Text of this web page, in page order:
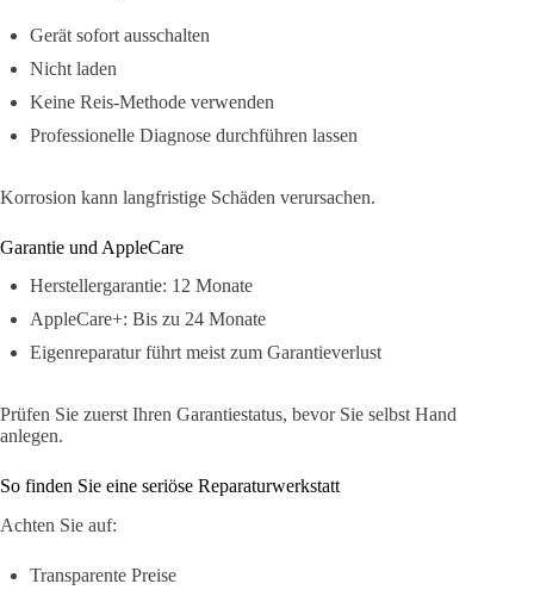
Gerät sofort ausschalten
Nicht laden
Keine Reis-Methode verwenden
Professionelle Diagnose durchführen lassen
Korrosion kann langfristige Schäden verursachen.
Garantie und AppleCare
Herstellergarantie: 12 Monate
AppleCare+: Bis zu 24 Monate
Eigenreparatur führt meist zum Garantieverlust
Prüfen Sie zuerst Ihren Garantiestatus, bevor Sie selbst Hand
anlegen.
So finden Sie eine seriöse Reparaturwerkstatt
Achten Sie auf:
Transparente Preise